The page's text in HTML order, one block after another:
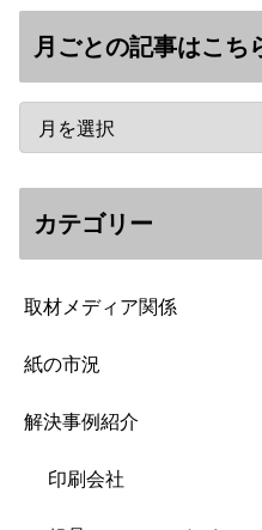
月ごとの記事はこち
カテゴリー
取材メディア関係
紙の市況
解決事例紹介
印刷会社